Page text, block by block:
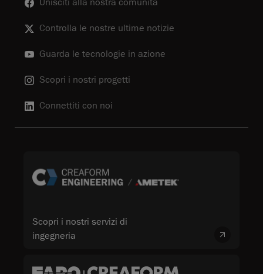
Controlla le nostre ultime notizie
Guarda le tecnologie in azione
Scopri i nostri progetti
Connettiti con noi
Scopri i nostri servizi di
ingegneria